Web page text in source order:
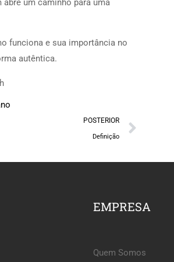
um caminho para uma
funciona e sua importância no
autêntica.
POSTERIOR
Definição
EMPRESA
Quem Somos